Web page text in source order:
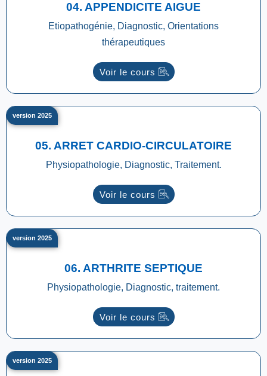
04. APPENDICITE AIGUE
Etiopathogénie, Diagnostic, Orientations
thérapeutiques
Voir le cours
05. ARRET CARDIO-CIRCULATOIRE
Physiopathologie, Diagnostic, Traitement.
Voir le cours
version 2025
06. ARTHRITE SEPTIQUE
Physiopathologie, Diagnostic, traitement.
Voir le cours
version 2025
version 2025